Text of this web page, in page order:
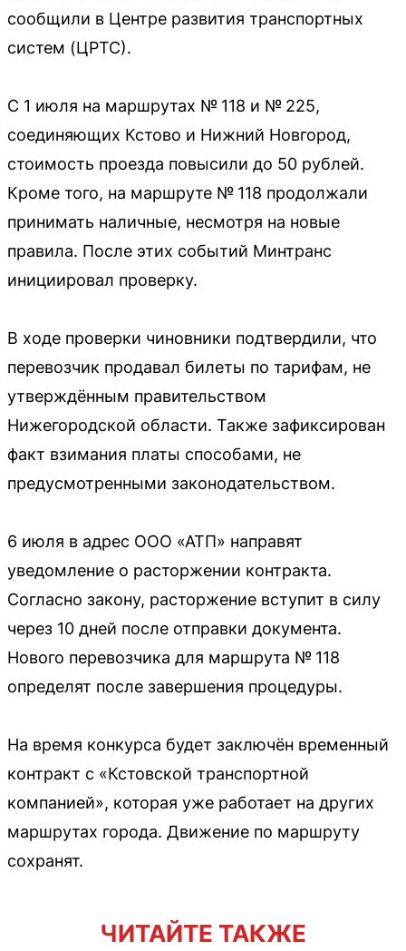
сообщили в Центре развития транспортных
систем (ЦРТС).
С 1 июля на маршрутах № 118 и № 225,
соединяющих Кстово и Нижний Новгород,
стоимость проезда повысили до 50 рублей.
Кроме того, на маршруте № 118 продолжали
принимать наличные, несмотря на новые
правила. После этих событий Минтранс
инициировал проверку.
В ходе проверки чиновники подтвердили, что
перевозчик продавал билеты по тарифам, не
утверждённым правительством
Нижегородской области. Также зафиксирован
факт взимания платы способами, не
предусмотренными законодательством.
6 июля в адрес ООО «АТП» направят
уведомление о расторжении контракта.
Согласно закону, расторжение вступит в силу
через 10 дней после отправки документа.
Нового перевозчика для маршрута № 118
определят после завершения процедуры.
На время конкурса будет заключён временный
контракт с «Кстовской транспортной
компанией», которая уже работает на других
маршрутах города. Движение по маршруту
сохранят.
ЧИТАЙТЕ ТАКЖЕ